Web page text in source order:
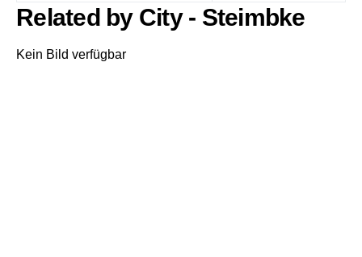
Related by City - Steimbke
Kein Bild verfügbar